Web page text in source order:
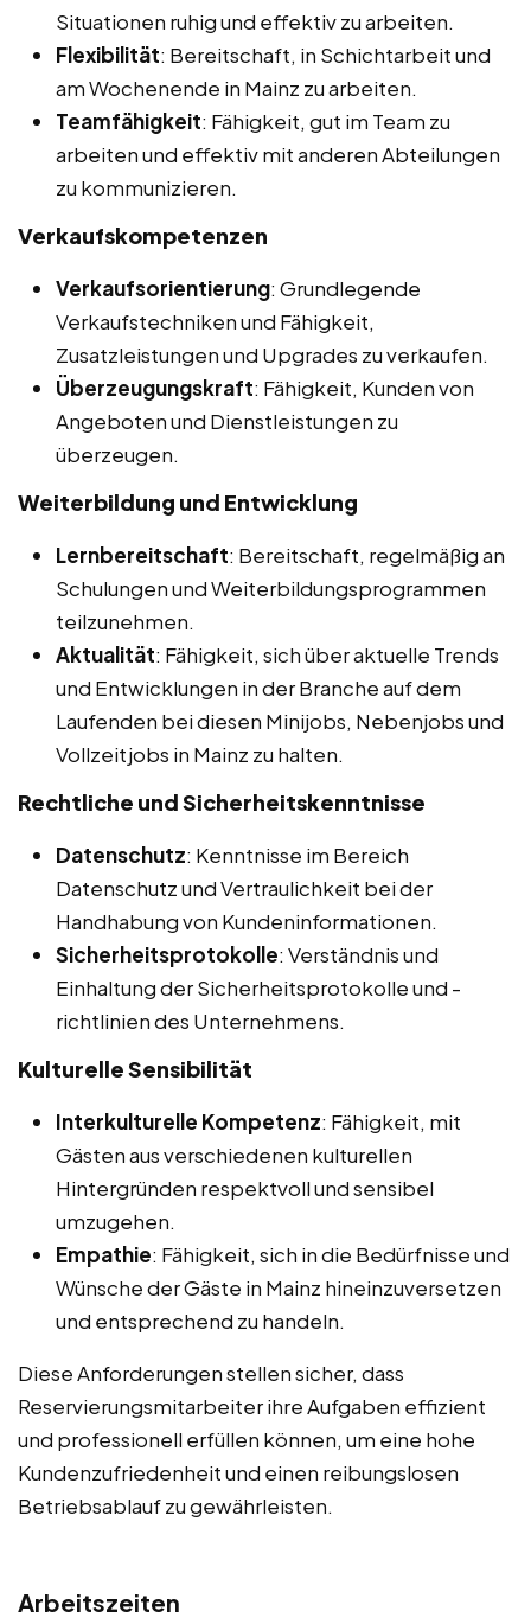
Situationen ruhig und effektiv zu arbeiten.
Flexibilität: Bereitschaft, in Schichtarbeit und
am Wochenende in Mainz zu arbeiten.
Teamfähigkeit: Fähigkeit, gut im Team zu
arbeiten und effektiv mit anderen Abteilungen
zu kommunizieren.
Verkaufskompetenzen
Verkaufsorientierung: Grundlegende
Verkaufstechniken und Fähigkeit,
Zusatzleistungen und Upgrades zu verkaufen.
Überzeugungskraft: Fähigkeit, Kunden von
Angeboten und Dienstleistungen zu
überzeugen.
Weiterbildung und Entwicklung
Lernbereitschaft: Bereitschaft, regelmäßig an
Schulungen und Weiterbildungsprogrammen
teilzunehmen.
Aktualität: Fähigkeit, sich über aktuelle Trends
und Entwicklungen in der Branche auf dem
Laufenden bei diesen Minijobs, Nebenjobs und
Vollzeitjobs in Mainz zu halten.
Rechtliche und Sicherheitskenntnisse
Datenschutz: Kenntnisse im Bereich
Datenschutz und Vertraulichkeit bei der
Handhabung von Kundeninformationen.
Sicherheitsprotokolle: Verständnis und
Einhaltung der Sicherheitsprotokolle und -
richtlinien des Unternehmens.
Kulturelle Sensibilität
Interkulturelle Kompetenz: Fähigkeit, mit
Gästen aus verschiedenen kulturellen
Hintergründen respektvoll und sensibel
umzugehen.
Empathie: Fähigkeit, sich in die Bedürfnisse und
Wünsche der Gäste in Mainz hineinzuversetzen
und entsprechend zu handeln.
Diese Anforderungen stellen sicher, dass
Reservierungsmitarbeiter ihre Aufgaben effizient
und professionell erfüllen können, um eine hohe
Kundenzufriedenheit und einen reibungslosen
Betriebsablauf zu gewährleisten.
Arbeitszeiten